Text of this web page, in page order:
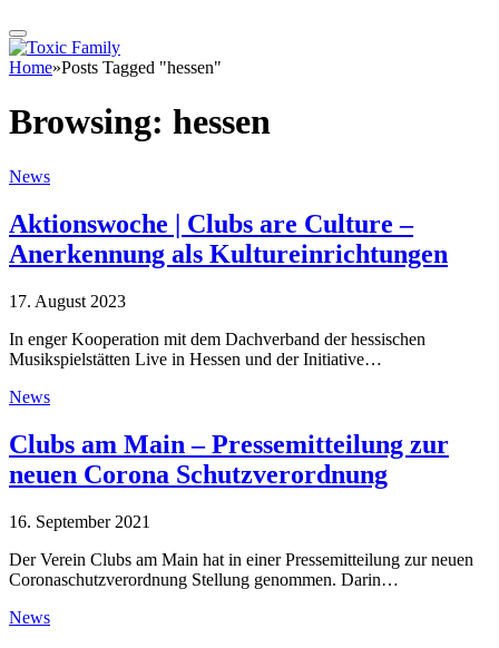
Home»Posts Tagged "hessen"
Browsing: hessen
News
Aktionswoche | Clubs are Culture –
Anerkennung als Kultureinrichtungen
17. August 2023
In enger Kooperation mit dem Dachverband der hessischen
Musikspielstätten Live in Hessen und der Initiative…
News
Clubs am Main – Pressemitteilung zur
neuen Corona Schutzverordnung
16. September 2021
Der Verein Clubs am Main hat in einer Pressemitteilung zur neuen
Coronaschutzverordnung Stellung genommen. Darin…
News